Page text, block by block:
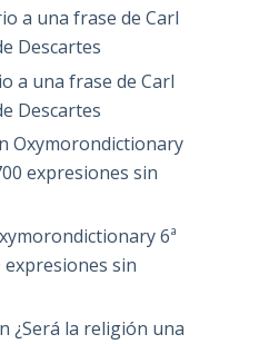
a una frase de Carl
Descartes
a una frase de Carl
Descartes
Oxymorondictionary
expresiones sin
6ª
expresiones sin
¿Será la religión una